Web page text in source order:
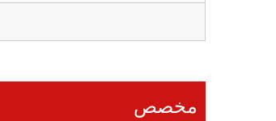
مخصص